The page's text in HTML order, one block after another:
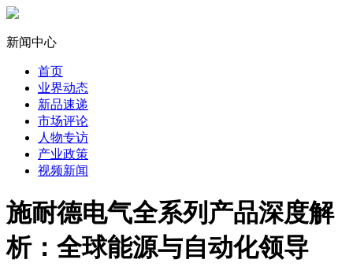
新闻中心
首页
业界动态
新品速递
市场评论
人物专访
产业政策
视频新闻
施耐德电气全系列产品深度解
析：全球能源与自动化领导